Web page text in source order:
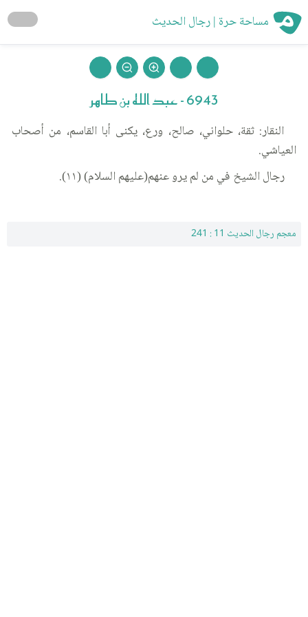
مساحة حرة | رجال الحديث
6943 - عبد الله بن طاهر
النقار: ثقة، حلواني، صالح، ورع، يكنى أبا القاسم، من أصحاب
العياشي.
رجال الشيخ في من لم يرو عنهم(عليهم السلام) (١١).
معجم رجال الحديث 11 : 241